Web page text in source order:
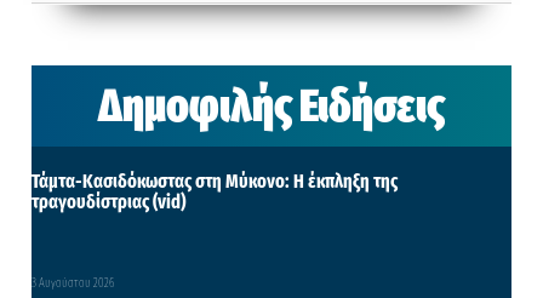
Δημοφιλής Ειδήσεις
Τάμτα-Κασιδόκωστας στη Μύκονο: Η έκπληξη της
τραγουδίστριας (vid)
3 Αυγούστου 2026